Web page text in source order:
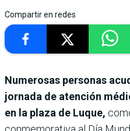
Compartir en redes
Numerosas personas
jornada de atención
en la plaza de Luque,